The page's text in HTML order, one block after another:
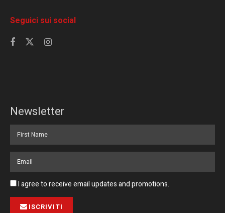
Seguici sui social
Newsletter
I agree to receive email updates and promotions.
ISCRIVITI